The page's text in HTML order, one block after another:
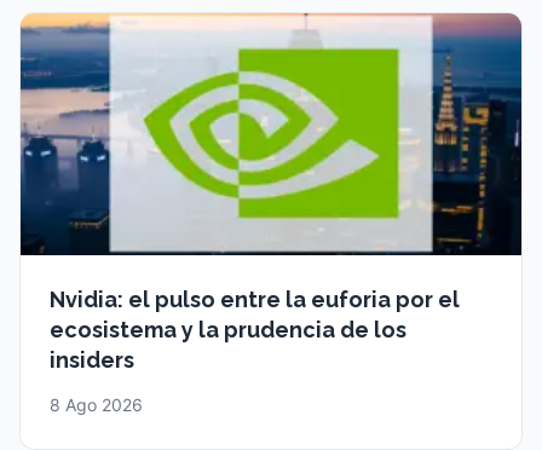
Nvidia: el pulso entre la euforia por el
ecosistema y la prudencia de los
insiders
8 Ago 2026